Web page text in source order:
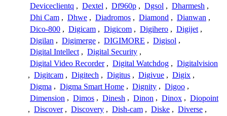
Deviceclientq , Dextel , Df960p , Dgsol , Dharmesh ,
Dhi Cam , Dhwe , Diadromos , Diamond , Dianwan ,
Dico-800 , Digicam , Digicom , Digihero , Digijet ,
Digilan , Digimerge , DIGIMORE , Digisol ,
Digital Intellect , Digital Security ,
Digital Video Recorder , Digital Watchdog , Digitalvision
, Digitcam , Digitech , Digitus , Digivue , Digix ,
Digma , Digma Smart Home , Dignity , Digoo ,
Dimension , Dimos , Dinesh , Dinon , Dinox , Diopoint
, Discover , Discovery , Dish-cam , Diske , Diverse ,